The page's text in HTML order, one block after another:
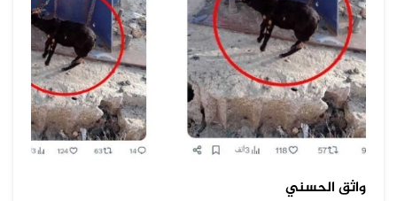
واثق الحسني